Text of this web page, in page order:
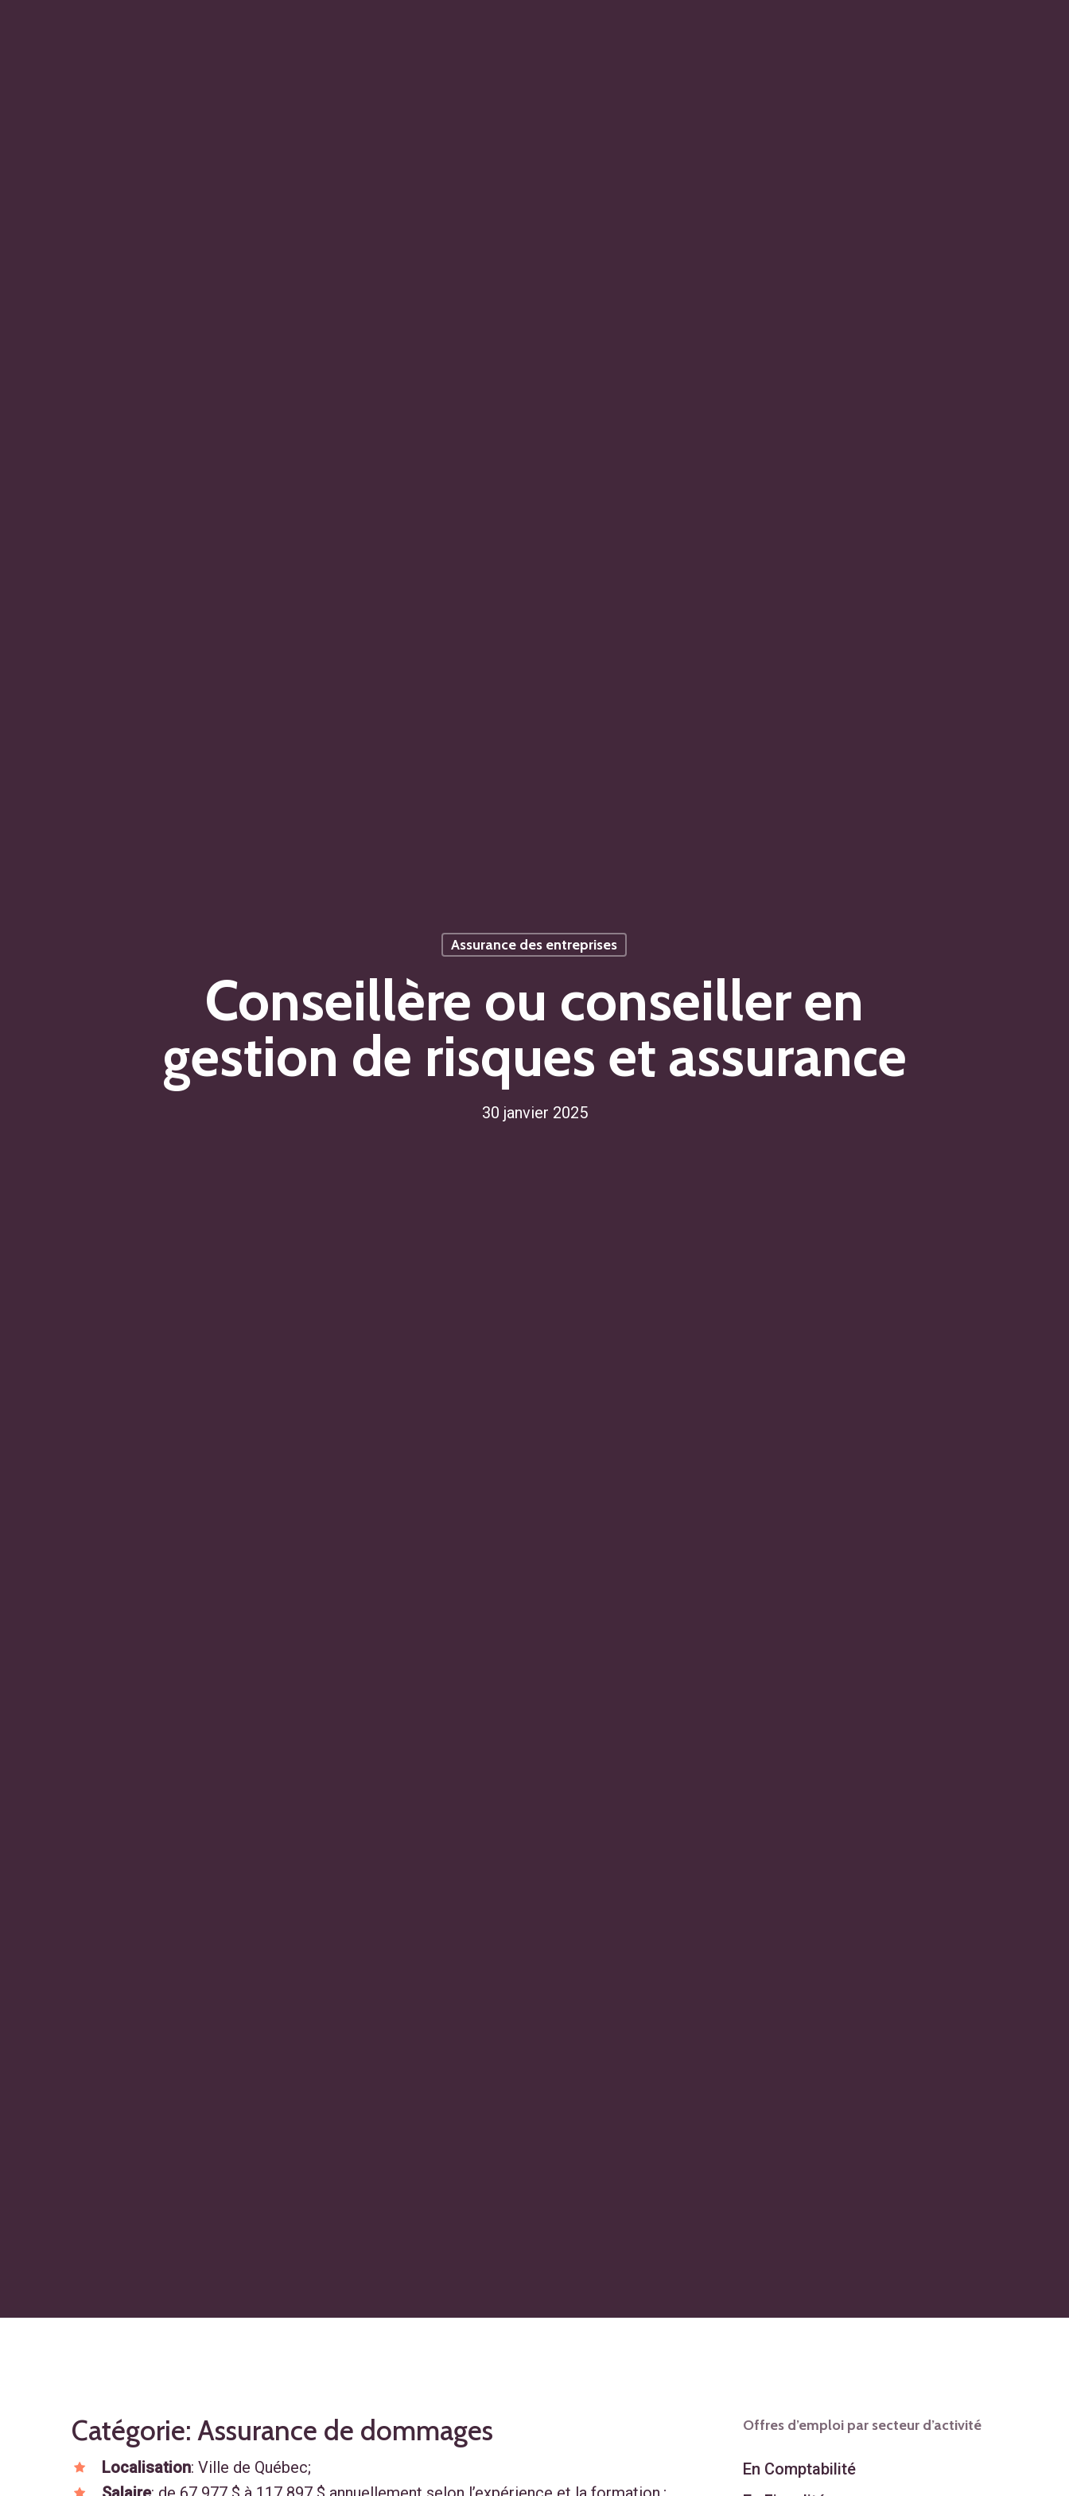
Assurance des entreprises
Conseillère ou conseiller en
gestion de risques et assurance
30 janvier 2025
Catégorie: Assurance de dommages
Localisation: Ville de Québec;
Offres d’emploi par secteur d’activité
En Comptabilité